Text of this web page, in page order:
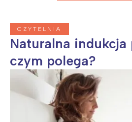
CZYTELNIA
Naturalna indukcja
czym polega?